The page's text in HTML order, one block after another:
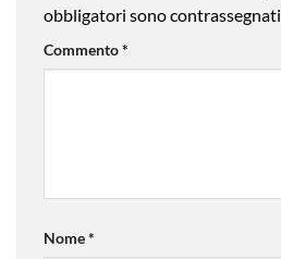
obbligatori sono contrassegnati
Commento*
Nome*